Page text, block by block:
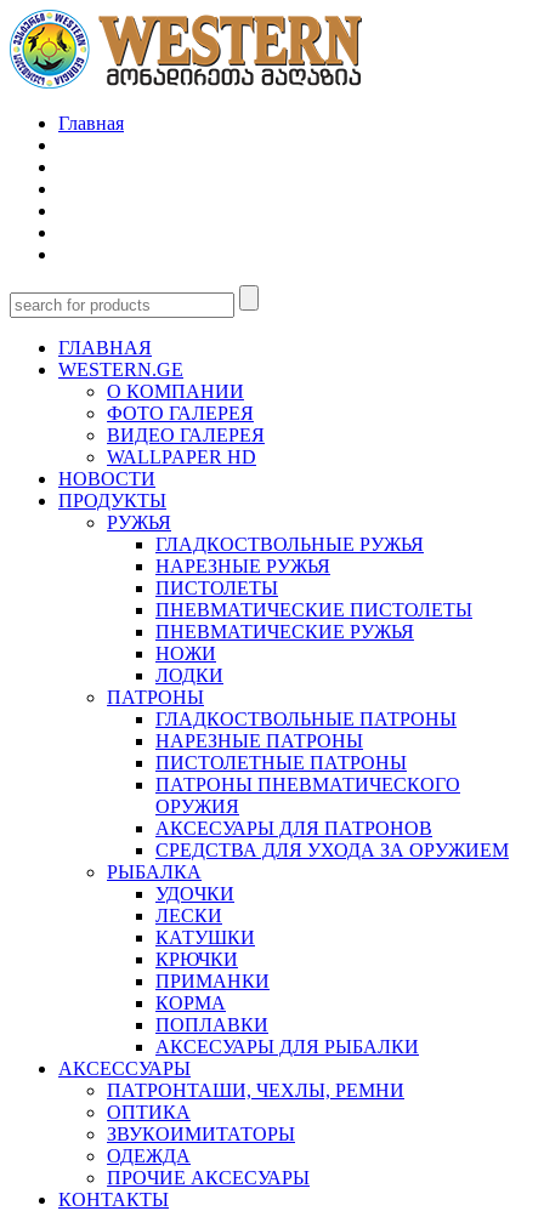
Главная
ГЛАВНАЯ
WESTERN.GE
О КОМПАНИИ
ФОТО ГАЛЕРЕЯ
ВИДЕО ГАЛЕРЕЯ
WALLPAPER HD
НОВОСТИ
ПРОДУКТЫ
РУЖЬЯ
ГЛАДКОСТВОЛЬНЫЕ РУЖЬЯ
НАРЕЗНЫЕ РУЖЬЯ
ПИСТОЛЕТЫ
ПНЕВМАТИЧЕСКИЕ ПИСТОЛЕТЫ
ПНЕВМАТИЧЕСКИЕ РУЖЬЯ
НОЖИ
ЛОДКИ
ПАТРОНЫ
ГЛАДКОСТВОЛЬНЫЕ ПАТРОНЫ
НАРЕЗНЫЕ ПАТРОНЫ
ПИСТОЛЕТНЫЕ ПАТРОНЫ
ПАТРОНЫ ПНЕВМАТИЧЕСКОГО
ОРУЖИЯ
АКСЕСУАРЫ ДЛЯ ПАТРОНОВ
СРЕДСТВА ДЛЯ УХОДА ЗА ОРУЖИЕМ
РЫБАЛКА
УДОЧКИ
ЛЕСКИ
КАТУШКИ
КРЮЧКИ
ПРИМАНКИ
КОРМА
ПОПЛАВКИ
АКСЕСУАРЫ ДЛЯ РЫБАЛКИ
АКСЕССУАРЫ
ПАТРОНТАШИ, ЧЕХЛЫ, РЕМНИ
ОПТИКА
ЗВУКОИМИТАТОРЫ
ОДЕЖДА
ПРОЧИЕ АКСЕСУАРЫ
КОНТАКТЫ